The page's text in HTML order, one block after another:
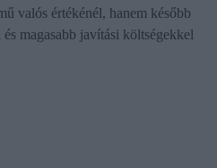
valós értékénél, hanem később
magasabb javítási költségekkel